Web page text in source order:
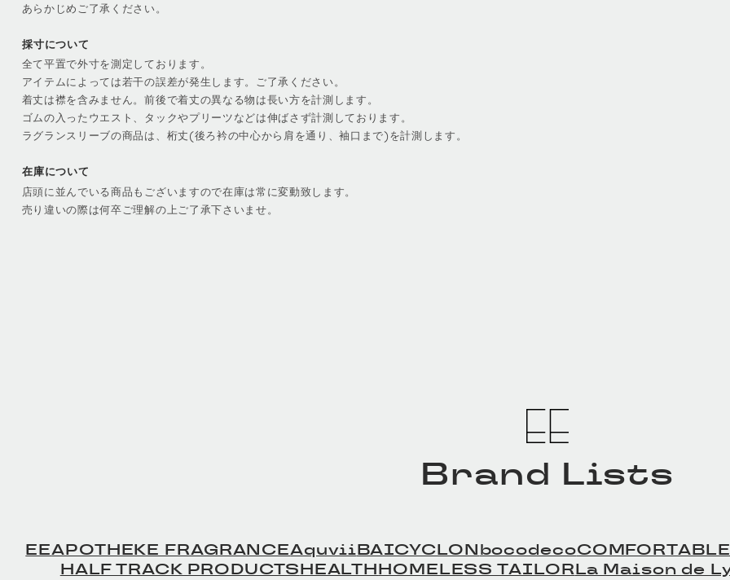
あらかじめご了承ください。
採寸について
全て平置で外寸を測定しております。
アイテムによっては若干の誤差が発生します。ご了承ください。
着丈は襟を含みません。前後で着丈の異なる物は長い方を計測します。
ゴムの入ったウエスト、タックやプリーツなどは伸ばさず計測しております。
ラグランスリーブの商品は、桁丈(後ろ衿の中心から肩を通り、袖口まで)を計測します。
在庫について
店頭に並んでいる商品もございますので在庫は常に変動致します。
売り違いの際は何卒ご理解の上ご了承下さいませ。
Brand Lists
EEAPOTHEKE FRAGRANCEAquviiBAICYCLONbocodeco
HALF TRACK PRODUCTSHEALTHHOMELESS TAILORLa Maison de